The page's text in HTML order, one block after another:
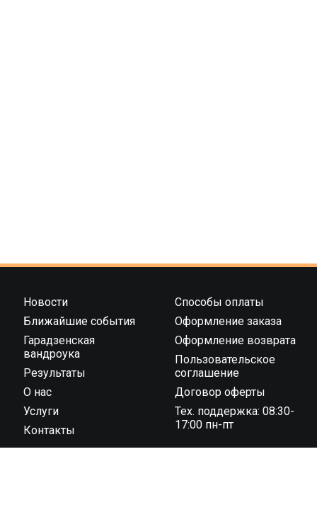
Новости
Ближайшие события
Гарадзенская
вандроука
Результаты
О нас
Услуги
Контакты
Способы оплаты
Оформление заказа
Оформление возврата
Пользовательское
соглашение
Договор оферты
Тех. поддержка: 08:30-
17:00 пн-пт